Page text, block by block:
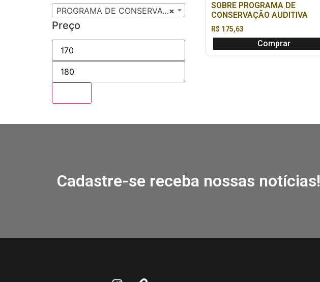
×
PROGRAMA DE CONSERVAÇÃO AUDITIVA – PCA
Preço
SOBRE PROGRAMA DE
CONSERVAÇÃO AUDITIVA
R$ 175,63
Comprar
Cadastre-se receba nossas notícias!